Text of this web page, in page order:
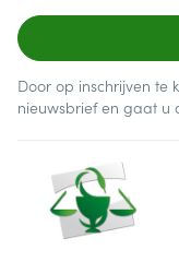
Door op inschrijven te
nieuwsbrief en gaat u